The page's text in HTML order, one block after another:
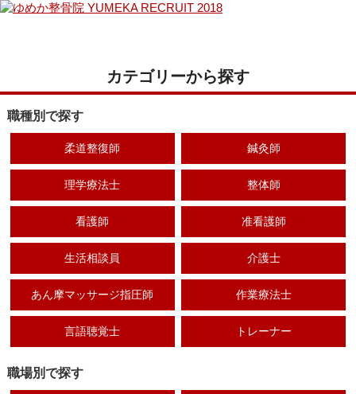
カテゴリーから探す
職種別で探す
柔道整復師 鍼灸師
理学療法士 整体師
看護師 准看護師
生活相談員 介護士
あん摩マッサージ指圧師 作業療法士
言語聴覚士 トレーナー
職場別で探す